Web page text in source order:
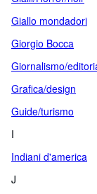
Giallo mondadori
Giorgio Bocca
Giornalismo/
Grafica/design
Guide/turismo
I
Indiani d'america
J